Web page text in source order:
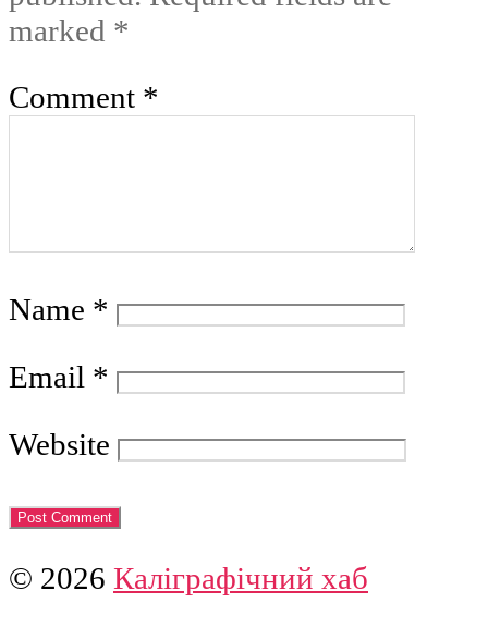
marked *
Comment *
Name *
Email *
Website
© 2026 Каліграфічний хаб